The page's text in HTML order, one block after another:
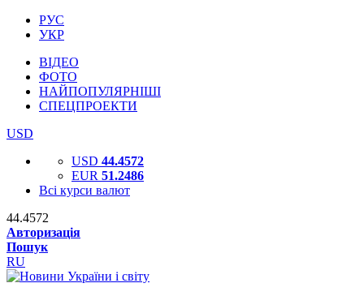
РУС
УКР
ВІДЕО
ФОТО
НАЙПОПУЛЯРНІШІ
СПЕЦПРОЕКТИ
USD
USD 44.4572
EUR 51.2486
Всі курси валют
44.4572
Авторизація
Пошук
RU